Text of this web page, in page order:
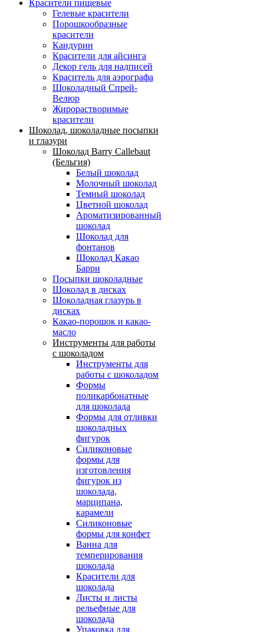
Красители пищевые
Гелевые красители
Порошкообразные
красители
Кандурин
Красители для айсинга
Декор гель для надписей
Краситель для аэрографа
Шоколадный Спрей-
Велюр
Жирорастворимые
красители
Шоколад, шоколадные посыпки
и глазури
Шоколад Barry Callebaut
(Бельгия)
Белый шоколад
Молочный шоколад
Темный шоколад
Цветной шоколад
Ароматизированный
шоколад
Шоколад для
фонтанов
Шоколад Какао
Барри
Посыпки шоколадные
Шоколад в дисках
Шоколадная глазурь в
дисках
Какао-порошок и какао-
масло
Инструменты для работы
с шоколадом
Инструменты для
работы с шоколадом
Формы
поликарбонатные
для шоколада
Формы для отливки
шоколадных
фигурок
Силиконовые
формы для
изготовления
фигурок из
шоколада,
марципана,
карамели
Силиконовые
формы для конфет
Ванна для
темперирования
шоколада
Красители для
шоколада
Листы и листы
рельефные для
шоколада
Упаковка для